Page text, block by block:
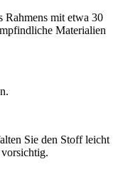
Rahmens mit etwa 30
Materialien
Sie den Stoff leicht